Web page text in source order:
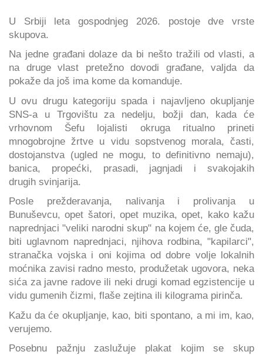
U Srbiji leta gospodnjeg 2026. postoje dve vrste
skupova.
Na jedne građani dolaze da bi nešto tražili od vlasti, a
na druge vlast pretežno dovodi građane, valjda da
pokaže da još ima kome da komanduje.
U ovu drugu kategoriju spada i najavljeno okupljanje
SNS-a u Trgovištu za nedelju, božji dan, kada će
vrhovnom Šefu lojalisti okruga ritualno prineti
mnogobrojne žrtve u vidu sopstvenog morala, časti,
dostojanstva (ugled ne mogu, to definitivno nemaju),
banica, propećki, prasadi, jagnjadi i svakojakih
drugih svinjarija.
Posle prežderavanja, nalivanja i prolivanja u
Bunuševcu, opet šatori, opet muzika, opet, kako kažu
naprednjaci "veliki narodni skup" na kojem će, gle čuda,
biti uglavnom naprednjaci, njihova rodbina, "kapilarci",
stranačka vojska i oni kojima od dobre volje lokalnih
moćnika zavisi radno mesto, produžetak ugovora, neka
sića za javne radove ili neki drugi komad egzistencije u
vidu gumenih čizmi, flaše zejtina ili kilograma pirinča.
Kažu da će okupljanje, kao, biti spontano, a mi im, kao,
verujemo.
Posebnu pažnju zaslužuje plakat kojim se skup